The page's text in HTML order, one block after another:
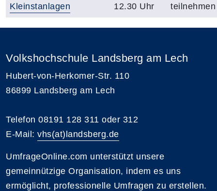
Kleinstanlagen
12.30 Uhr
teilnehmen
Volkshochschule Landsberg am Lech
Hubert-von-Herkomer-Str. 110
86899 Landsberg am Lech
Telefon 08191 128 311 oder 312
E-Mail: vhs(at)landsberg.de
UmfrageOnline.com unterstützt unsere
gemeinnützige Organisation, indem es uns
ermöglicht, professionelle Umfragen zu erstellen.